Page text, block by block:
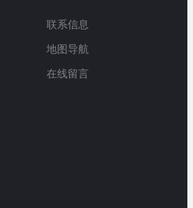
联系信息
地图导航
在线留言